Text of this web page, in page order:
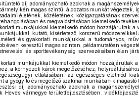
díj adományozható azoknak a
magas szintű, áldozatos munkát végeztek,
életének, közéletének, közigazgatásának
és megvalósításában kiemelkedő
munkájukkal kiemelkedő módon hozzájárultak a
kutató, kísérletező, korszerű
és gyakorlati munkájukkal a tudományos,
éven keresztül magas szinten, példamutatóan
és sporttevékenység szervezésében élen
munkájukkal kiemelkedő módon hozzájárultak
a környezeti károk megelőzéséhez, helyreállításához,
ellátásában, az egészséges életmód
a gyógyító és megelőző szakmai munkában kimagasló
díj adományozható azoknak a
Heves vármegye területfejlesztésében,